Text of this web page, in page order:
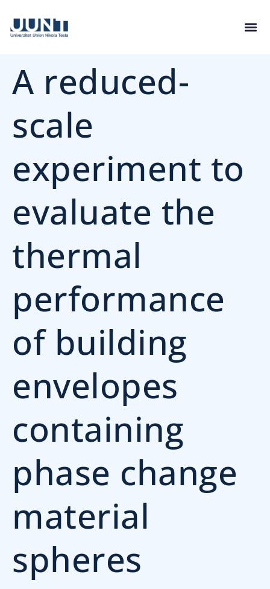
A reduced-
scale
experiment to
evaluate the
thermal
performance
of building
envelopes
containing
phase change
material
spheres